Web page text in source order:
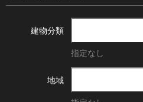
建物分類
指定なし
地域